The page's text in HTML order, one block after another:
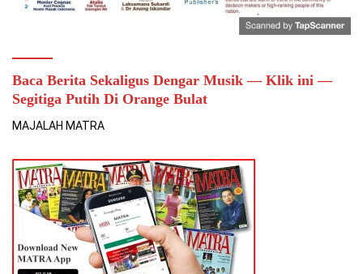
Baca Berita Sekaligus Dengar Musik — Klik ini —
Segitiga Putih Di Orange Bulat
MAJALAH MATRA